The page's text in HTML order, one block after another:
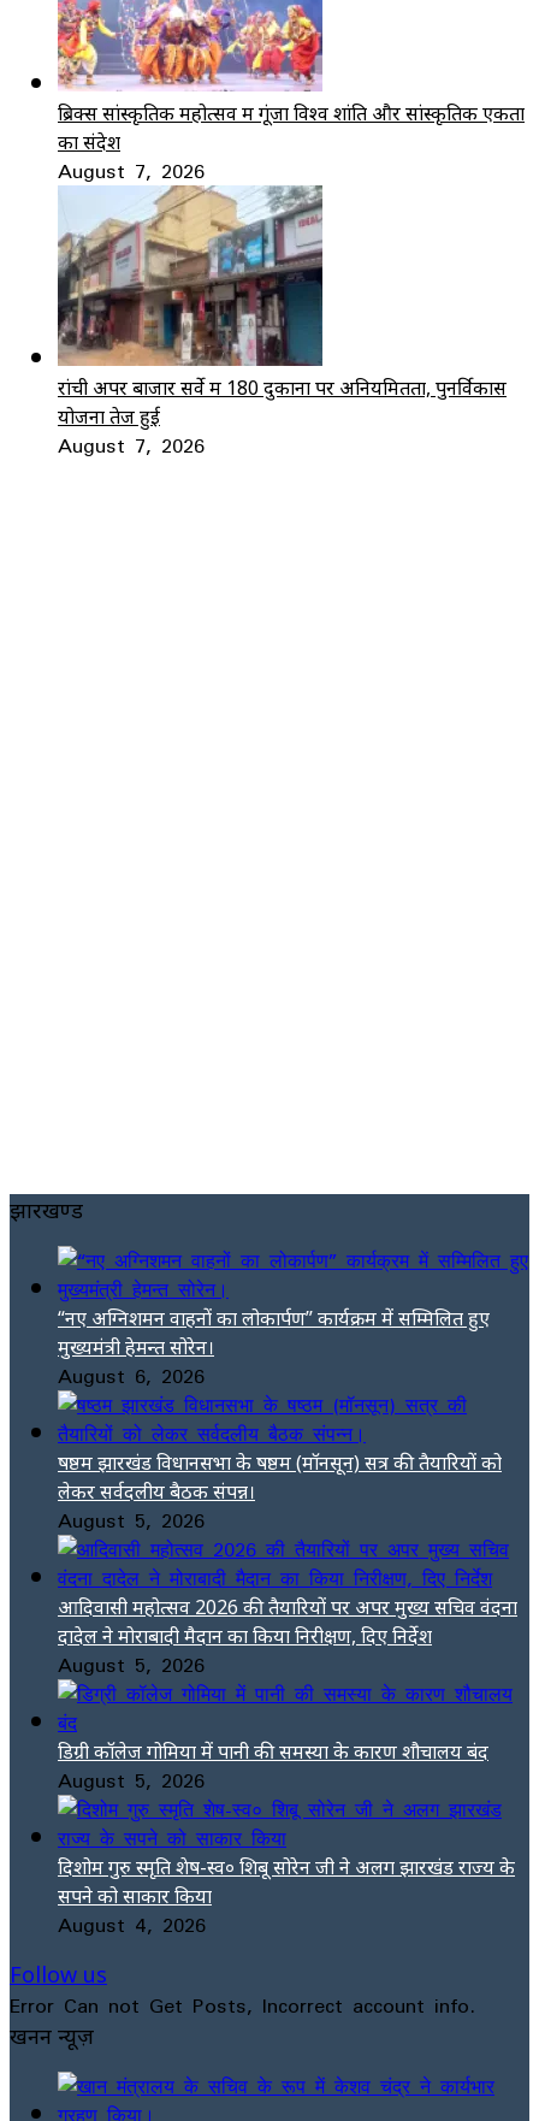
ब्रिक्स सांस्कृतिक महोत्सव में गूंजा विश्व शांति और सांस्कृतिक एकता
का संदेश
August 7, 2026
रांची अपर बाजार सर्वे में 180 दुकानों पर अनियमितता, पुनर्विकास
योजना तेज हुई
August 7, 2026
झारखण्ड
“नए अग्निशमन वाहनों का लोकार्पण” कार्यक्रम में सम्मिलित हुए
मुख्यमंत्री हेमन्त सोरेन।
August 6, 2026
षष्ठम झारखंड विधानसभा के षष्ठम (मॉनसून) सत्र की तैयारियों को
लेकर सर्वदलीय बैठक संपन्न।
August 5, 2026
आदिवासी महोत्सव 2026 की तैयारियों पर अपर मुख्य सचिव वंदना
दादेल ने मोराबादी मैदान का किया निरीक्षण, दिए निर्देश
August 5, 2026
डिग्री कॉलेज गोमिया में पानी की समस्या के कारण शौचालय बंद
August 5, 2026
दिशोम गुरु स्मृति शेष-स्व० शिबू सोरेन जी ने अलग झारखंड राज्य के
सपने को साकार किया
August 4, 2026
Follow us
Error Can not Get Posts, Incorrect account info.
खनन न्यूज़